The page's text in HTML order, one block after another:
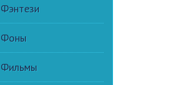
Фэнтези
Фоны
Фильмы